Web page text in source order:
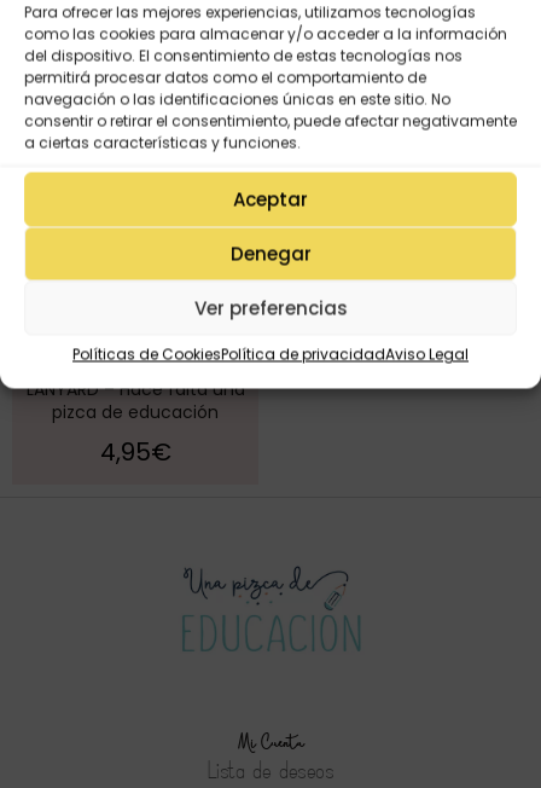
Para ofrecer las mejores experiencias, utilizamos tecnologías
como las cookies para almacenar y/o acceder a la información
del dispositivo. El consentimiento de estas tecnologías nos
permitirá procesar datos como el comportamiento de
navegación o las identificaciones únicas en este sitio. No
consentir o retirar el consentimiento, puede afectar negativamente
a ciertas características y funciones.
Aceptar
Denegar
Ver preferencias
Políticas de CookiesPolítica de privacidadAviso Legal
4,95€ 4,95€
LANYARD – Hace falta una
pizca de educación
4,95€
Mi Cuenta
Lista de deseos